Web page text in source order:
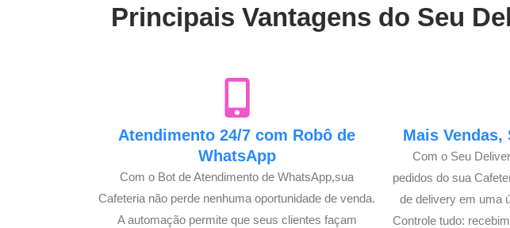
Principais Vantagens do Seu
Atendimento 24/7 com Robô de
WhatsApp
Com o Bot de Atendimento de WhatsApp,sua
Cafeteria não perde nenhuma oportunidade de venda.
A automação permite que seus clientes façam
Mais Vendas,
Com o Seu
pedidos do sua
de delivery em uma
Controle tudo: